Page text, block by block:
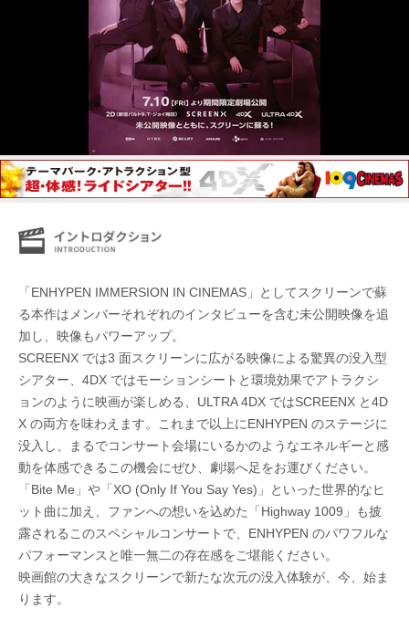
「ENHYPEN IMMERSION IN CINEMAS」としてスクリーンで蘇
る本作はメンバーそれぞれのインタビューを含む未公開映像を追
加し、映像もパワーアップ。
SCREENX では3 面スクリーンに広がる映像による驚異の没入型
シアター、4DX ではモーションシートと環境効果でアトラクシ
ョンのように映画が楽しめる、ULTRA 4DX ではSCREENX と4D
X の両方を味わえます。これまで以上にENHYPEN のステージに
没入し、まるでコンサート会場にいるかのようなエネルギーと感
動を体感できるこの機会にぜひ、劇場へ足をお運びください。
「Bite Me」や「XO (Only If You Say Yes)」といった世界的なヒ
ット曲に加え、ファンへの想いを込めた「Highway 1009」も披
露されるこのスペシャルコンサートで、ENHYPEN のパワフルな
パフォーマンスと唯一無二の存在感をご堪能ください。
映画館の大きなスクリーンで新たな次元の没入体験が、今、始ま
ります。